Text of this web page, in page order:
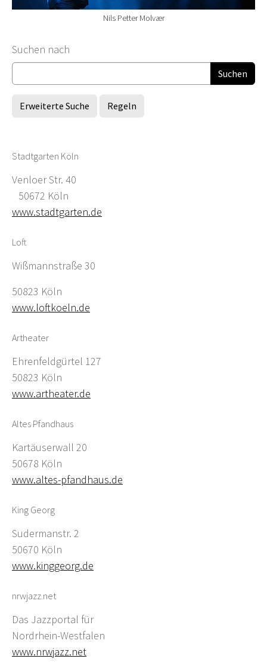
Nils Petter Molvær
Suchformular
Suchen nach
Erweiterte Suche Regeln
Stadtgarten Köln
Venloer Str. 40
50672 Köln
www.stadtgarten.de
Loft
Wißmannstraße 30
50823 Köln
www.loftkoeln.de
Artheater
Ehrenfeldgürtel 127
50823 Köln
www.artheater.de
Altes Pfandhaus
Kartäuserwall 20
50678 Köln
www.altes-pfandhaus.de
King Georg
Sudermanstr. 2
50670 Köln
www.kinggeorg.de
nrwjazz.net
Das Jazzportal für
Nordrhein-Westfalen
www.nrwjazz.net